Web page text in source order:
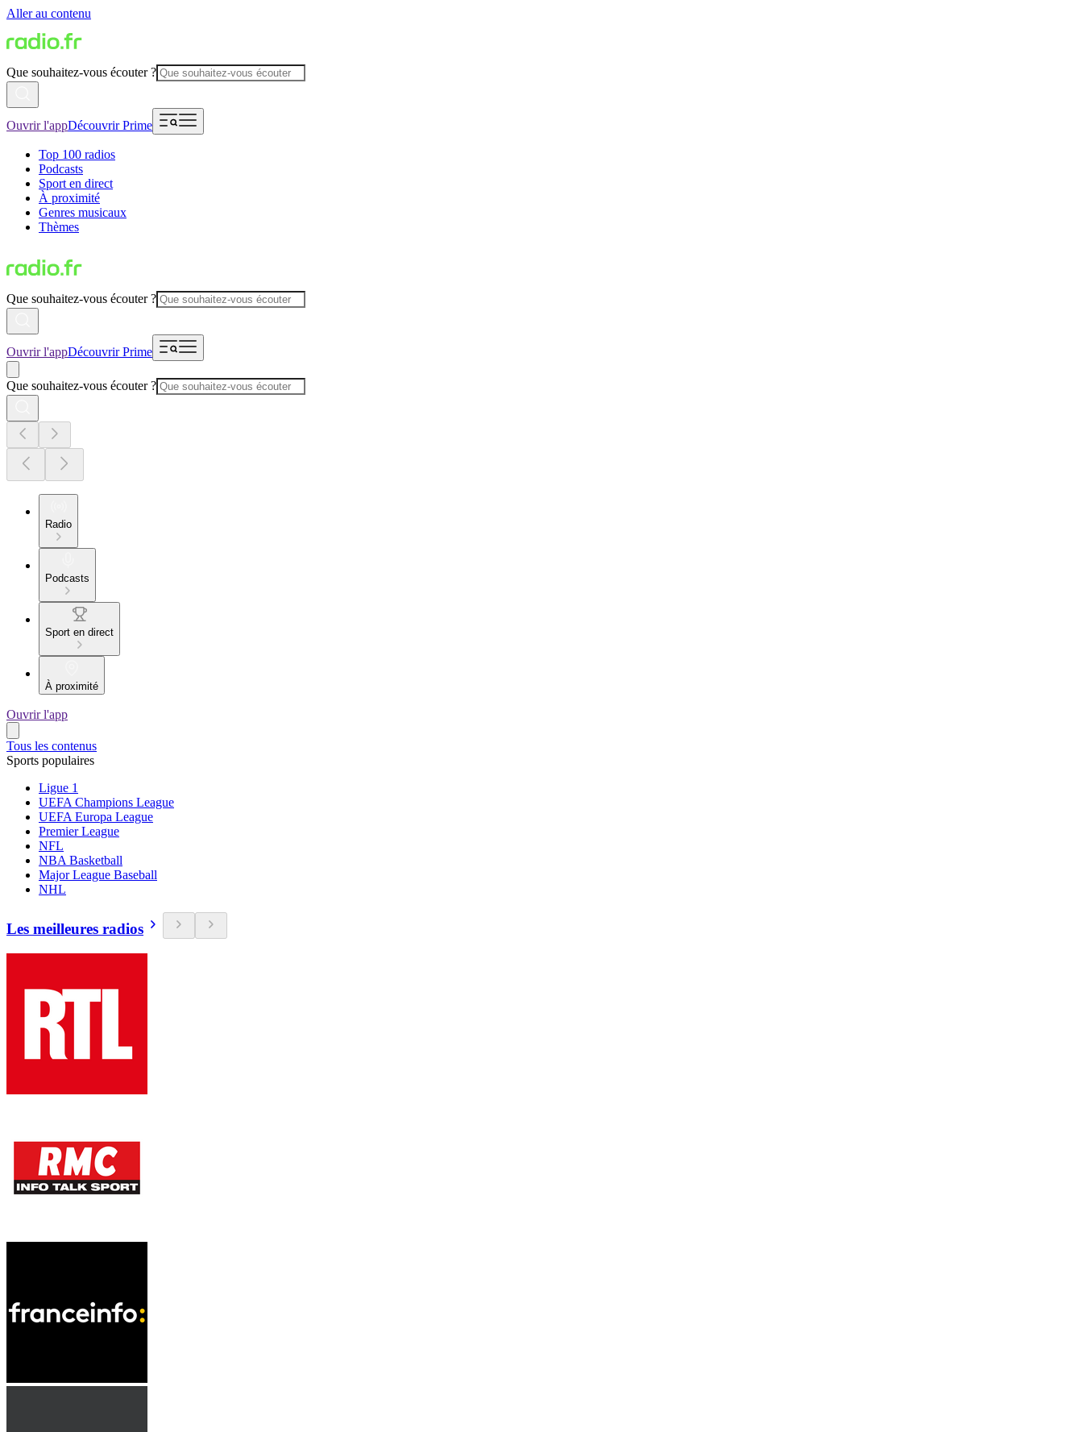
Aller au contenu
Que souhaitez-vous écouter ?
Ouvrir l'appDécouvrir Prime
Top 100 radios
Podcasts
Sport en direct
À proximité
Genres musicaux
Thèmes
Que souhaitez-vous écouter ?
Ouvrir l'appDécouvrir Prime
Que souhaitez-vous écouter ?
Radio
Podcasts
Sport en direct
À proximité
Ouvrir l'app
Tous les contenus
Sports populaires
Ligue 1
UEFA Champions League
UEFA Europa League
Premier League
NFL
NBA Basketball
Major League Baseball
NHL
Les meilleures radios